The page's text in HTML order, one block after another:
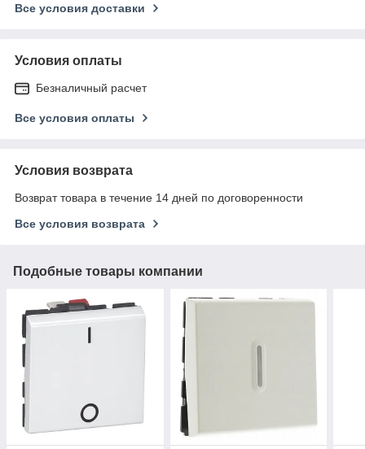
Все условия доставки
Условия оплаты
Безналичный расчет
Все условия оплаты
Условия возврата
Возврат товара в течение 14 дней по договоренности
Все условия возврата
Подобные товары компании